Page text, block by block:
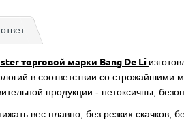
торговой марки Bang De Li
в соответствии со строжайшими
продукции - нетоксичны,
вес плавно, без резких скачков,